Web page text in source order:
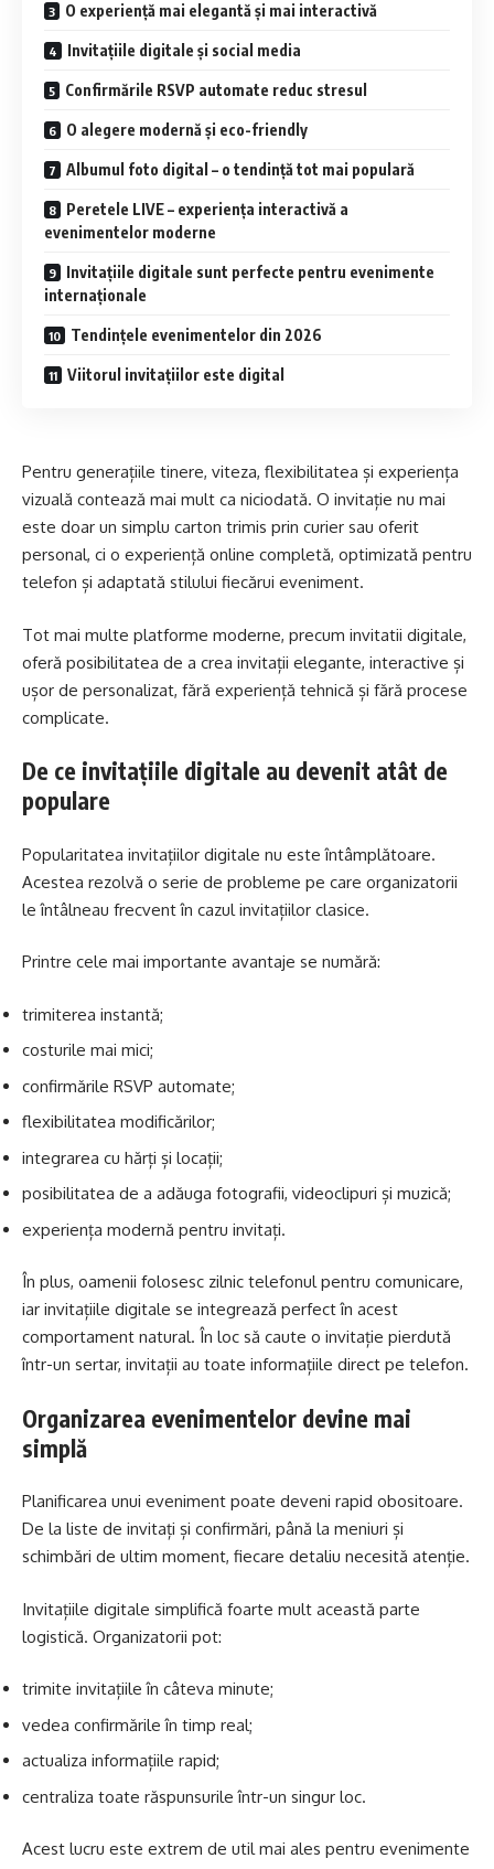
O experiență mai elegantă și mai interactivă
Invitațiile digitale și social media
Confirmările RSVP automate reduc stresul
O alegere modernă și eco-friendly
Albumul foto digital – o tendință tot mai populară
Peretele LIVE – experiența interactivă a
evenimentelor moderne
Invitațiile digitale sunt perfecte pentru evenimente
internaționale
Tendințele evenimentelor din 2026
Viitorul invitațiilor este digital
Pentru generațiile tinere, viteza, flexibilitatea și experiența
vizuală contează mai mult ca niciodată. O invitație nu mai
este doar un simplu carton trimis prin curier sau oferit
personal, ci o experiență online completă, optimizată pentru
telefon și adaptată stilului fiecărui eveniment.
Tot mai multe platforme moderne, precum invitatii digitale,
oferă posibilitatea de a crea invitații elegante, interactive și
ușor de personalizat, fără experiență tehnică și fără procese
complicate.
De ce invitațiile digitale au devenit atât de
populare
Popularitatea invitațiilor digitale nu este întâmplătoare.
Acestea rezolvă o serie de probleme pe care organizatorii
le întâlneau frecvent în cazul invitațiilor clasice.
Printre cele mai importante avantaje se numără:
trimiterea instantă;
costurile mai mici;
confirmările RSVP automate;
flexibilitatea modificărilor;
integrarea cu hărți și locații;
posibilitatea de a adăuga fotografii, videoclipuri și muzică;
experiența modernă pentru invitați.
În plus, oamenii folosesc zilnic telefonul pentru comunicare,
iar invitațiile digitale se integrează perfect în acest
comportament natural. În loc să caute o invitație pierdută
într-un sertar, invitații au toate informațiile direct pe telefon.
Organizarea evenimentelor devine mai
simplă
Planificarea unui eveniment poate deveni rapid obositoare.
De la liste de invitați și confirmări, până la meniuri și
schimbări de ultim moment, fiecare detaliu necesită atenție.
Invitațiile digitale simplifică foarte mult această parte
logistică. Organizatorii pot:
trimite invitațiile în câteva minute;
vedea confirmările în timp real;
actualiza informațiile rapid;
centraliza toate răspunsurile într-un singur loc.
Acest lucru este extrem de util mai ales pentru evenimente